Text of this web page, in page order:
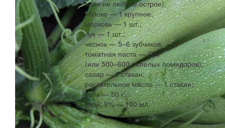
если не любите острое);
яблоко — 1 крупное;
морковь — 1 шт.;
лук — 1 шт.;
чеснок — 5–6 зубчиков;
томатная паста — 70 г
(или 500–600 г спелых помидоров);
сахар — 1 стакан;
растительное масло — 1 стакан;
соль — 50 г;
уксус 9% — 100 мл.